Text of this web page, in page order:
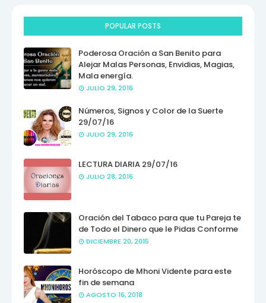
POPULAR POSTS
Poderosa Oración a San Benito para
Alejar Malas Personas, Envidias, Magias,
Mala energía.
JULIO 29, 2016
Números, Signos y Color de la Suerte
29/07/16
JULIO 29, 2016
LECTURA DIARIA 29/07/16
JULIO 28, 2016
Oración del Tabaco para que tu Pareja te
de Todo el Dinero que le Pidas Conforme
DICIEMBRE 20, 2015
Horóscopo de Mhoni Vidente para este
fin de semana
AGOSTO 16, 2018